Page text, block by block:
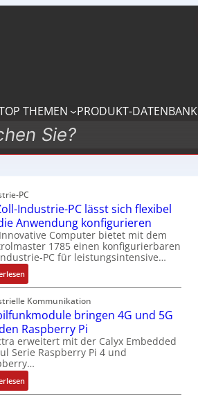
THEMEN PRODUKT-DATENBANK
PC
Industrie-PC lässt sich flexibel
Anwendung konfigurieren
Computer bietet mit dem
1785 einen konfigurierbaren
PC für leistungsintensive…
:
1
9
-
Z
o
l
l
-
I
Kommunikation
bringen 4G und 5G
Raspberry Pi
erweitert mit der Calyx Embedded
Serie Raspberry Pi 4 und
:
M